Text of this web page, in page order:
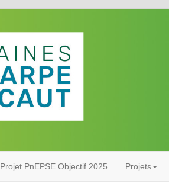
Projet PnEPSE Objectif 2025 Projets